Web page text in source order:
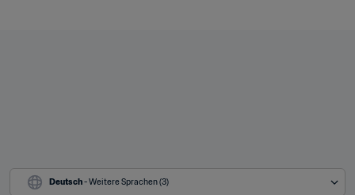
Deutsch - Weitere Sprachen (3)